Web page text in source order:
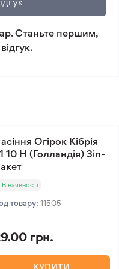
Станьте першим,
Огірок Кібрія
10 Н (Голландія) Зіп-
В наявності
товару: 11505
грн.
КУПИТИ